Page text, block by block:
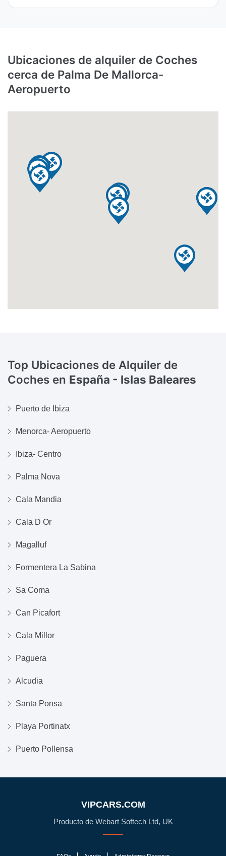
Ubicaciones de alquiler de Coches
cerca de Palma De Mallorca-
Aeropuerto
Top Ubicaciones de Alquiler de
Coches en España - Islas Baleares
Puerto de Ibiza
Menorca- Aeropuerto
Ibiza- Centro
Palma Nova
Cala Mandia
Cala D Or
Magalluf
Formentera La Sabina
Sa Coma
Can Picafort
Cala Millor
Paguera
Alcudia
Santa Ponsa
Playa Portinatx
Puerto Pollensa
VIPCARS.COM
Producto de Webart Softech Ltd, UK